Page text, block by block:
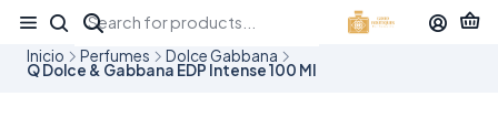
¡APROVECHA NUESTRAS OFERTAS EN TUBBEES ESTE DÍA DEL NIÑO!
Inicio Perfumes Dolce Gabbana
Q Dolce & Gabbana EDP Intense 100 Ml